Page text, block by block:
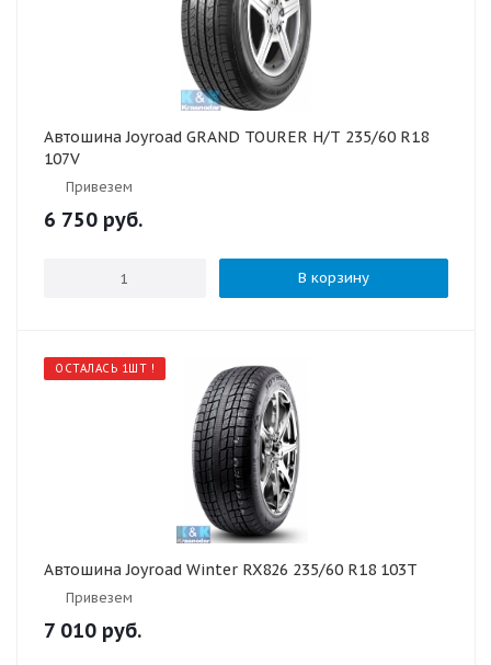
Автошина Joyroad GRAND TOURER H/T 235/60 R18
107V
Привезем
6 750 руб.
В корзину
ОСТАЛАСЬ 1ШТ !
Автошина Joyroad Winter RX826 235/60 R18 103T
Привезем
7 010 руб.